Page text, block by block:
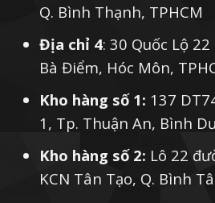
Q. Bình Thạnh, TPHCM
Địa chỉ 4: 30 Quốc Lộ
Bà Điểm, Hóc Môn,
Kho hàng số 1: 137
1, Tp. Thuận An, Bình
Kho hàng số 2: Lô 22
KCN Tân Tạo, Q. Bình